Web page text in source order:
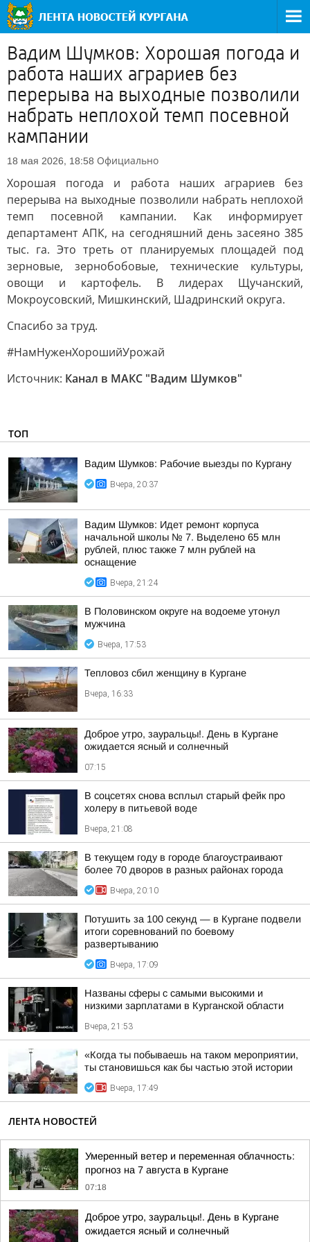
Вадим Шумков: Хорошая погода и
работа наших аграриев без
перерыва на выходные позволили
набрать неплохой темп посевной
кампании
18 мая 2026, 18:58 Официально
Хорошая погода и работа наших аграриев без
перерыва на выходные позволили набрать неплохой
темп посевной кампании. Как информирует
департамент АПК, на сегодняшний день засеяно 385
тыс. га. Это треть от планируемых площадей под
зерновые, зернобобовые, технические культуры,
овощи и картофель. В лидерах Щучанский,
Мокроусовский, Мишкинский, Шадринский округа.
Спасибо за труд.
#НамНуженХорошийУрожай
Источник: Канал в МАКС "Вадим Шумков"
ТОП
Вадим Шумков: Рабочие выезды по Кургану
Вчера, 20:37
Вадим Шумков: Идет ремонт корпуса
начальной школы № 7. Выделено 65 млн
рублей, плюс также 7 млн рублей на
оснащение
Вчера, 21:24
В Половинском округе на водоеме утонул
мужчина
Вчера, 17:53
Тепловоз сбил женщину в Кургане
Вчера, 16:33
Доброе утро, зауральцы!. День в Кургане
ожидается ясный и солнечный
07:15
В соцсетях снова всплыл старый фейк про
холеру в питьевой воде
Вчера, 21:08
В текущем году в городе благоустраивают
более 70 дворов в разных районах города
Вчера, 20:10
Потушить за 100 секунд — в Кургане подвели
итоги соревнований по боевому
развертыванию
Вчера, 17:09
Названы сферы с самыми высокими и
низкими зарплатами в Курганской области
Вчера, 21:53
«Когда ты побываешь на таком мероприятии,
ты становишься как бы частью этой истории
Вчера, 17:49
ЛЕНТА НОВОСТЕЙ
Умеренный ветер и переменная облачность:
прогноз на 7 августа в Кургане
07:18
Доброе утро, зауральцы!. День в Кургане
ожидается ясный и солнечный